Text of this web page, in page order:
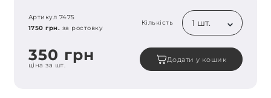
Артикул 7475
1750 грн. за ростовку
Кількість 1 шт.
350 грн
ціна за шт.
Додати у кошик